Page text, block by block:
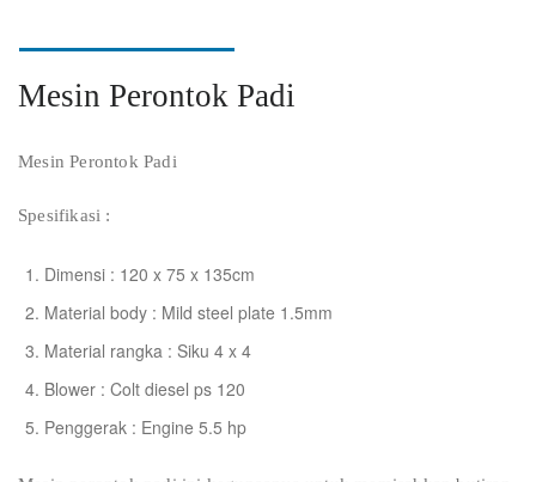
Mesin Perontok Padi
Mesin Perontok Padi
Spesifikasi :
Dimensi : 120 x 75 x 135cm
Material body : Mild steel plate 1.5mm
Material rangka : Siku 4 x 4
Blower : Colt diesel ps 120
Penggerak : Engine 5.5 hp